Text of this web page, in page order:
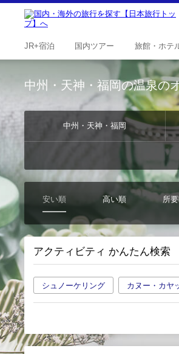
JR+宿泊 国内ツアー 旅館・ ホテ
中州・天神・福岡の温泉の
中州・天神・福岡
安い順 高い順 所
アクティビティ かんたん検索
シュノーケリング カヌー・カヤ